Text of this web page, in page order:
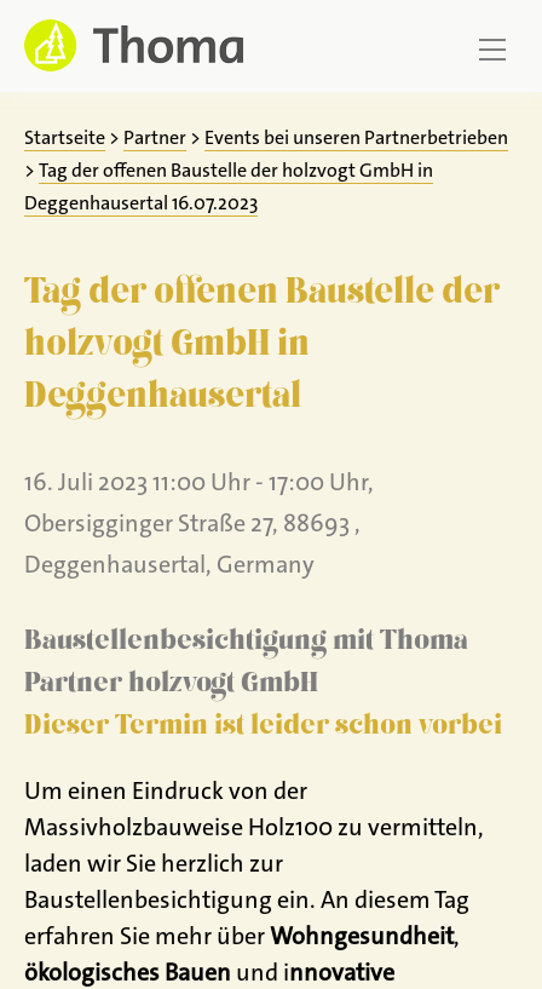
Zum
Inhalt
springen
Startseite > Partner > Events bei unseren Partnerbetrieben
>Tag der offenen Baustelle der holzvogt GmbH in
Deggenhausertal 16.07.2023
Tag der offenen Baustelle der
holzvogt GmbH in
Deggenhausertal
16. Juli 2023 11:00 Uhr - 17:00 Uhr,
Obersigginger Straße 27, 88693 ,
Deggenhausertal, Germany
Baustellenbesichtigung mit Thoma
Partner holzvogt GmbH
Dieser Termin ist leider schon vorbei
Um einen Eindruck von der
Massivholzbauweise Holz100 zu vermitteln,
laden wirSie herzlich zur
Baustellenbesichtigung ein. An diesem Tag
erfahren Sie mehr überWohngesundheit,
ökologisches Bauen und innovative